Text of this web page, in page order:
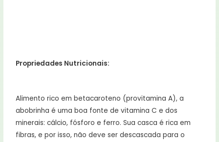
Propriedades Nutricionais:
Alimento rico em betacaroteno (provitamina A), a
abobrinha é uma boa fonte de vitamina C e dos
minerais: cálcio, fósforo e ferro. Sua casca é rica em
fibras, e por isso, não deve ser descascada para o